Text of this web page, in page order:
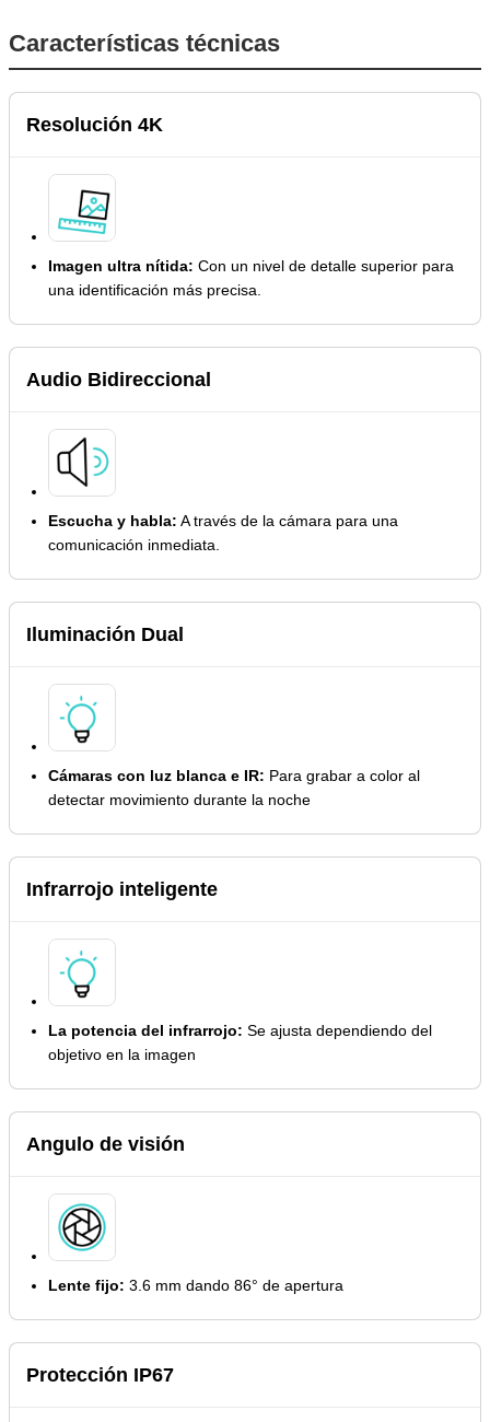
Características técnicas
Resolución 4K
Imagen ultra nítida: Con un nivel de detalle superior para
una identificación más precisa.
Audio Bidireccional
Escucha y habla: A través de la cámara para una
comunicación inmediata.
Iluminación Dual
Cámaras con luz blanca e IR: Para grabar a color al
detectar movimiento durante la noche
Infrarrojo inteligente
La potencia del infrarrojo: Se ajusta dependiendo del
objetivo en la imagen
Angulo de visión
Lente fijo: 3.6 mm dando 86° de apertura
Protección IP67